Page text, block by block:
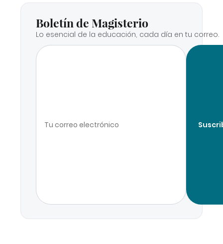
Boletín de Magisterio
Lo esencial de la educación, cada día en tu correo.